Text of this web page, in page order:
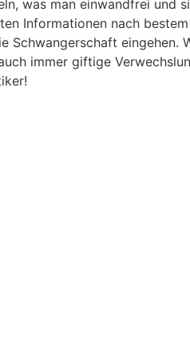
was man einwandfrei und
Informationen nach
Schwangerschaft
immer giftige